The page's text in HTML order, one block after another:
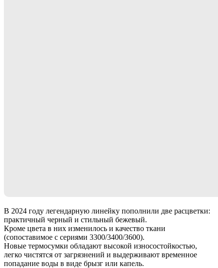
В 2024 году легендарную линейку пополнили две расцветки:
практичный черный и стильный бежевый.
Кроме цвета в них изменилось и качество ткани
(сопоставимое с сериями 3300/3400/3600).
Новые термосумки обладают высокой износостойкостью,
легко чистятся от загрязнений и выдерживают временное
попадание воды в виде брызг или капель.